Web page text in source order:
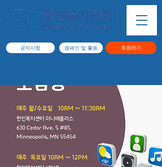
공지사항 캠페인 및 활동 후원하기